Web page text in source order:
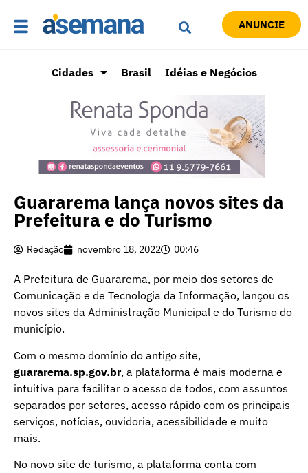
ANUNCIE
Cidades Brasil Idéias e Negócios
Guararema lança novos sites da
Prefeitura e do Turismo
Redação novembro 18, 2022 00:46
A Prefeitura de Guararema, por meio dos setores de
Comunicação e de Tecnologia da Informação, lançou os
novos sites da Administração Municipal e do Turismo do
município.
Com o mesmo domínio do antigo site,
guararema.sp.gov.br, a plataforma é mais moderna e
intuitiva para facilitar o acesso de todos, com assuntos
separados por setores, acesso rápido com os principais
serviços, notícias, ouvidoria, acessibilidade e muito
mais.
No novo site de turismo, a plataforma conta com